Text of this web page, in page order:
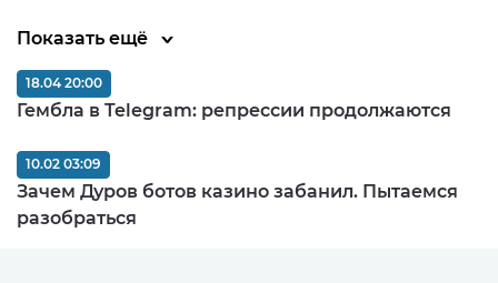
Показать ещё
Гембла в Telegram: репрессии продолжаются
18.04 20:00
Зачем Дуров ботов казино забанил. Пытаемся
разобраться
10.02 03:09